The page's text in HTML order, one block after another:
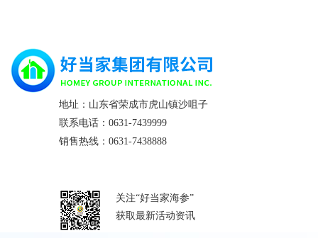
地址：山东省荣成市虎山镇沙咀子
联系电话：0631-7439999
销售热线：0631-7438888
关注“好当家海参”
获取最新活动资讯